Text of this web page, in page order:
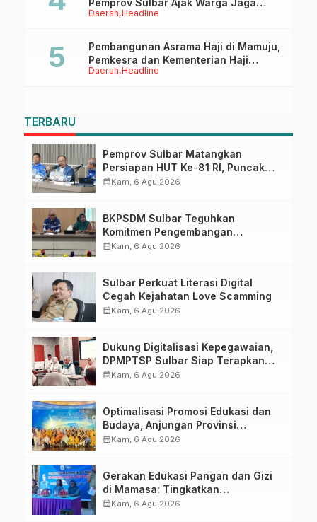
Daerah Headline
Pemprov Sulbar Ajak Warga Jaga
Ruang Digital
Daerah Headline
Pembangunan Asrama Haji di Mamuju,
Pemkesra dan Kementerian Haji
Sulbar Tinjau Lokasi
TERBARU
Pemprov Sulbar Matangkan
Persiapan HUT Ke-81 RI, Puncak
Upacara di Lapangan Ahmad
calendar_monthKam, 6 Agu 2026
BKPSDM Sulbar Teguhkan
Komitmen Pengembangan
Kompetensi ASN melalui
calendar_monthKam, 6 Agu 2026
Sulbar Perkuat Literasi Digital
Cegah Kejahatan Love Scamming
calendar_monthKam, 6 Agu 2026
Dukung Digitalisasi Kepegawaian,
DPMPTSP Sulbar Siap Terapkan
Aplikasi FLEKSI ASN
calendar_monthKam, 6 Agu 2026
Optimalisasi Promosi Edukasi dan
Budaya, Anjungan Provinsi
Sulawesi Barat Perkuat Kolaborasi
calendar_monthKam, 6 Agu 2026
Gerakan Edukasi Pangan dan Gizi
di Mamasa: Tingkatkan
Pengetahuan dan Keterampilan
calendar_monthKam, 6 Agu 2026